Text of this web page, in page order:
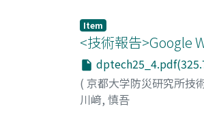
Item
<技術報告>Google
( 京都大学防災研究所技
川﨑, 慎吾